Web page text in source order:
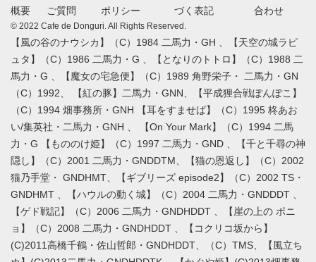
概要
ご質問
ポリシー
づく表記
合わせ
© 2022 Cafe de Donguri. All Rights Reserved.
【風の谷のナウシカ】（C）1984 二馬力・GH 、【天空の城ラピ
ュタ】（C）1986 二馬力・G 、【となりのトトロ】（C）1988 二
馬力・G 、【魔女の宅急便】（C）1989 角野栄子・ 二馬力・GN
（C）1992、 【紅の豚】二馬力・GNN、【平成狸合戦ぽんぽこ】
（C）1994 畑事務所・GNH 【耳をすませば】（C）1995 柊あお
い/集英社・二馬力・GNH 、 【On Your Mark】（C）1994 二馬
力・G 【もののけ姫】（C）1997 二馬力・GND 、【千と千尋の神
隠し】（C）2001 二馬力・GNDDTM、【猫の恩返し】（C）2002
猫乃手堂・ GNDHMT、【ギブリーズ episode2】（C）2002 TS・
GNDHMT 、【ハウルの動く城】（C）2004 二馬力・GNDDDT 、
【ゲド戦記】（C）2006 二馬力・GNDHDDT 、【崖の上の ポニ
ョ】（C）2008 二馬力・GNDHDDT 、【コクリコ坂から】
(C)2011高橋千鶴・佐山哲郎・GNDHDDT、（C）TMS、【風立ち